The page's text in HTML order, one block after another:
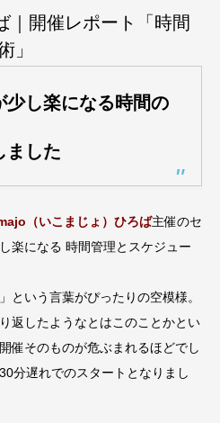
｜開催レポート「時間
」
少し楽になる時間の
ました
（いこまじょ）ひろば主催のセ
楽になる 時間管理とスケジュー
という言葉がぴったりの空模様。
返したようなとはこのことかとい
催そのものが危ぶまれるほどでし
分遅れでのスタートとなりまし